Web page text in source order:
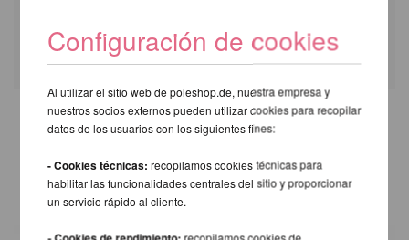
TAMBIÉN LE RECOMENDAMOS
LOS SIGUIENTES PRODUCTOS
Configuración de cookies
Al utilizar el sitio web de poleshop.de, nuestra empresa y
nuestros socios externos pueden utilizar cookies para recopilar
datos de los usuarios con los siguientes fines:
- Cookies técnicas:recopilamos cookies técnicas para
habilitar las funcionalidades centrales del sitio y proporcionar
un servicio rápido al cliente.
recopilamos cookies de